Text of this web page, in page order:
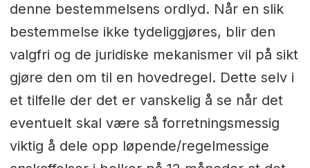
denne bestemmelsens ordlyd. Når en slik
bestemmelse ikke tydeliggjøres, blir den
valgfri og de juridiske mekanismer vil på sikt
gjøre den om til en hovedregel. Dette selv i
et tilfelle der det er vanskelig å se når det
eventuelt skal være så forretningsmessig
viktig å dele opp løpende/regelmessige